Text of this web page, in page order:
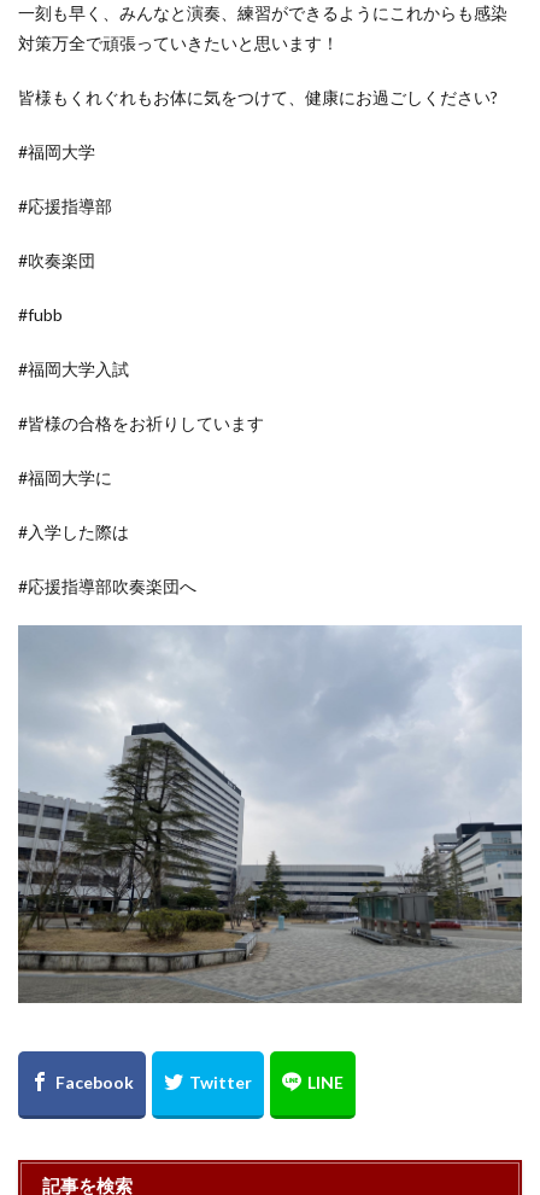
一刻も早く、みんなと演奏、練習ができるようにこれからも感染
対策万全で頑張っていきたいと思います！
皆様もくれぐれもお体に気をつけて、健康にお過ごしください?
#福岡大学
#応援指導部
#吹奏楽団
#fubb
#福岡大学入試
#皆様の合格をお祈りしています
#福岡大学に
#入学した際は
#応援指導部吹奏楽団へ
記事を検索